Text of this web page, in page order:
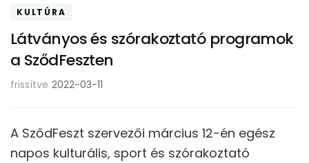
KULTÚRA
Látványos és szórakoztató programok
a SződFeszten
frissítve 2022-03-11
A SződFeszt szervezői március 12-én egész
napos kulturális, sport és szórakoztató